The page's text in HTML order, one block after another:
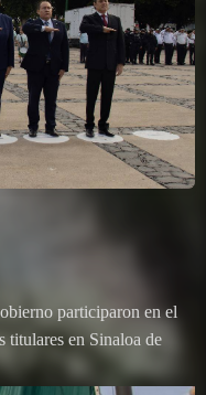
participaron en el
titulares en Sinaloa de